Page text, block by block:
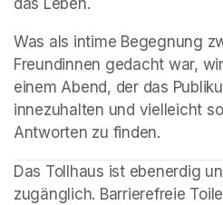
das Leben.
Was als intime Begegnung
Freundinnen gedacht war,
einem Abend, der das
innezuhalten und vielleicht
Antworten zu finden.
(opens in a new tab)
(opens in a new tab)
(opens in a new tab)
(opens in a new tab)
(opens in a new tab)
Das Tollhaus ist ebenerdig
zugänglich. Barrierefreie